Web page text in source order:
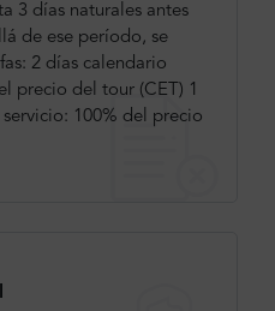
3 días naturales antes
de ese período, se
2 días calendario
precio del tour (CET) 1
100% del precio